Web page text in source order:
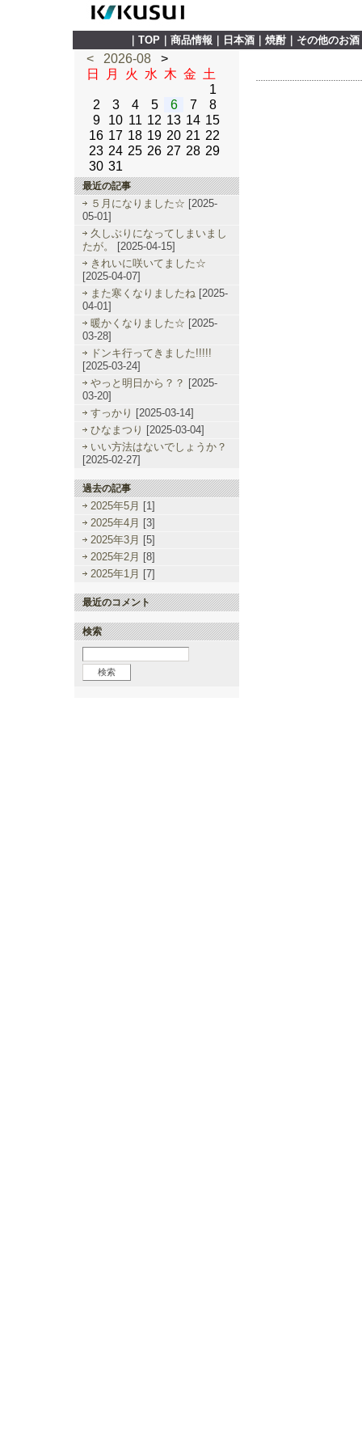
TOP 商品情報 日本酒 焼酎｜ その他のお酒
< 2026-08 >
日
月 火 水 木 金 土
1
2
3 4 5 6 7
8
9
10 11 12 13 14 15
16 17 18 19 20 21 22
23 24 25 26 27 28 29
30 31
最近の記事
５月になりました☆ [2025-
05-01]
久しぶりになってしまいまし
たが。
[2025-04-15]
きれいに咲いてました☆
[2025-04-07]
また寒くなりましたね [2025-
04-01]
暖かくなりました☆ [2025-
03-28]
ドンキ行ってきました!!!!!
[2025-03-24]
やっと明日から？？ [2025-
03-20]
すっかり [2025-03-14]
ひなまつり [2025-03-04]
いい方法はないでしょうか？
[2025-02-27]
過去の記事
2025年5月
[1]
2025年4月
[3]
2025年3月
[5]
2025年2月
[8]
2025年1月
[7]
最近のコメント
検索